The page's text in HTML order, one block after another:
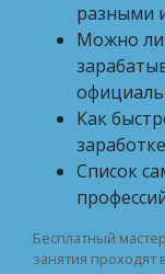
разными
Можно ли
Как
Список
Бесплатный
занятия проходят